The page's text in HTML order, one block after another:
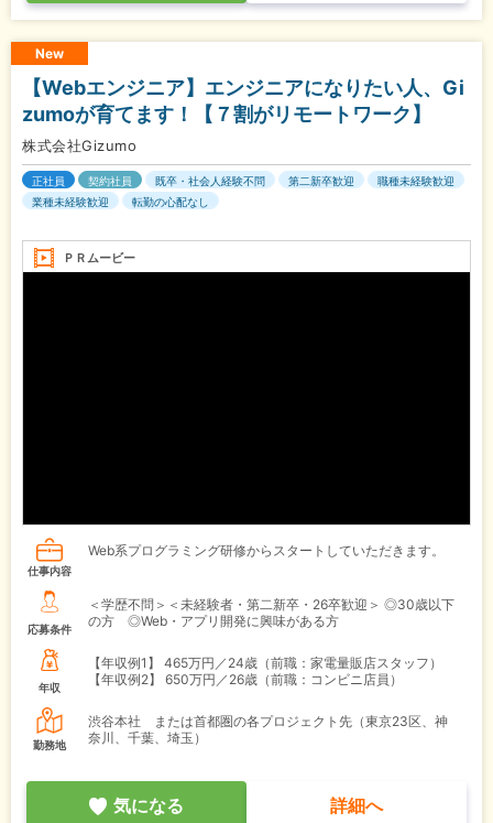
New
【Webエンジニア】エンジニアになりたい人、Gi
zumoが育てます！【７割がリモートワーク】
株式会社Gizumo
正社員 契約社員 既卒・社会人経験不問 第二新卒歓迎
職種未経験歓迎
業種未経験歓迎
転勤の心配なし
ＰＲムービー
仕事内容
Web系プログラミング研修からスタートしていただきます。
応募条件
＜学歴不問＞＜未経験者・第二新卒・26卒歓迎＞ ◎30歳以下
の方 ◎Web・アプリ開発に興味がある方
年収
【年収例1】
465万円／24歳（前職：家電量販店スタッフ）
【年収例2】
650万円／26歳（前職：コンビニ店員）
勤務地
渋谷本社 または首都圏の各プロジェクト先（東京23区、神
奈川、千葉、埼玉）
気になる 詳細へ